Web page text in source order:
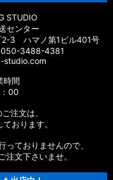
STUDIO
センター
3 ハマノ第1ビル401号
3488-4381
studio.com
時間
00
注文は、
おります。
ておりませんので、
注文下さいませ。